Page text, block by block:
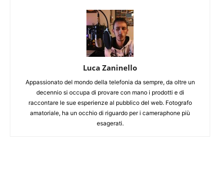
Luca Zaninello
Appassionato del mondo della telefonia da sempre, da oltre un
decennio si occupa di provare con mano i prodotti e di
raccontare le sue esperienze al pubblico del web. Fotografo
amatoriale, ha un occhio di riguardo per i cameraphone più
esagerati.